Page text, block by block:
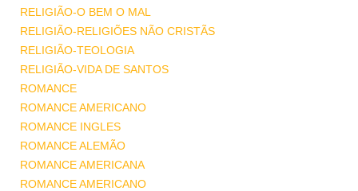
RELIGIÃO-O BEM O MAL
RELIGIÃO-RELIGIÕES NÃO CRISTÃS
RELIGIÃO-TEOLOGIA
RELIGIÃO-VIDA DE SANTOS
ROMANCE
ROMANCE AMERICANO
ROMANCE INGLES
ROMANCE ALEMÃO
ROMANCE AMERICANA
ROMANCE AMERICANO